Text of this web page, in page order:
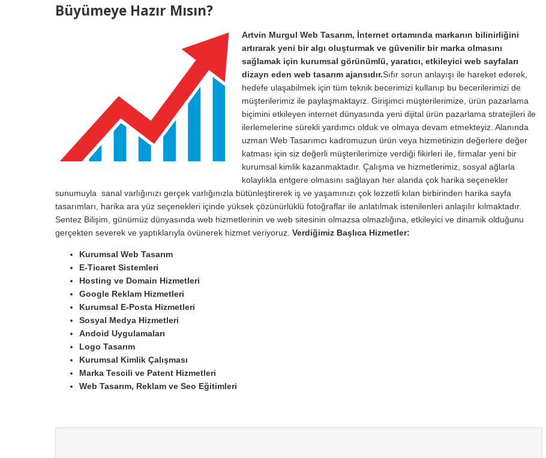
Büyümeye Hazır Mısın?
Artvin Murgul Web Tasarım, İnternet ortamında markanın bilinirliğini
artırarak yeni bir algı oluşturmak ve güvenilir bir marka olmasını
sağlamak için kurumsal görünümlü, yaratıcı, etkileyici web sayfaları
dizayn eden web tasarım ajansıdır.Sıfır sorun anlayışı ile hareket ederek,
hedefe ulaşabilmek için tüm teknik becerimizi kullanıp bu becerilerimizi de
müşterilerimiz ile paylaşmaktayız. Girişimci müşterilerimize, ürün pazarlama
biçimini etkileyen internet dünyasında yeni dijital ürün pazarlama stratejileri ile
ilerlemelerine sürekli yardımcı olduk ve olmaya devam etmekteyiz. Alanında
uzman Web Tasarımcı kadromuzun ürün veya hizmetinizin değerlere değer
katması için siz değerli müşterilerimize verdiği fikirleri ile, firmalar yeni bir
kurumsal kimlik kazanmaktadır. Çalışma ve hizmetlerimiz, sosyal ağlarla
kolaylıkla entgere olmasını sağlayan her alanda çok harika seçenekler
sunumuyla sanal varlığınızı gerçek varlığınızla bütünleştirerek iş ve yaşamınızı çok lezzetli kılan birbirinden harika sayfa
tasarımları, harika ara yüz seçenekleri içinde yüksek çözünürlüklü fotoğraflar ile anlatılmak istenilenleri anlaşılır kılmaktadır.
Sentez Bilişim, günümüz dünyasında web hizmetlerinin ve web sitesinin olmazsa olmazlığına, etkileyici ve dinamik olduğunu
gerçekten severek ve yaptıklarıyla övünerek hizmet veriyoruz. Verdiğimiz Başlıca Hizmetler:
Kurumsal Web Tasarım
E-Ticaret Sistemleri
Hosting ve Domain Hizmetleri
Google Reklam Hizmetleri
Kurumsal E-Posta Hizmetleri
Sosyal Medya Hizmetleri
Andoid Uygulamaları
Logo Tasarım
Kurumsal Kimlik Çalışması
Marka Tescili ve Patent Hizmetleri
Web Tasarım, Reklam ve Seo Eğitimleri